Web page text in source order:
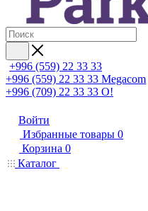
+996 (559) 22 33 33
+996 (559) 22 33 33 Megacom
+996 (709) 22 33 33 O!
Войти
Избранные товары 0
Корзина 0
Каталог